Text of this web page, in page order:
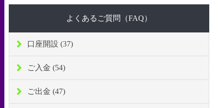
よくあるご質問（FAQ）
口座開設 (37)
ご入金 (54)
ご出金 (47)